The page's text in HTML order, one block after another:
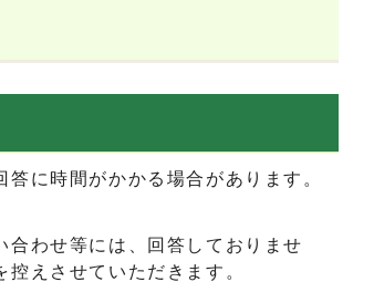
に時間がかかる場合があります。
合わせ等には、回答しておりませ
えさせていただきます。